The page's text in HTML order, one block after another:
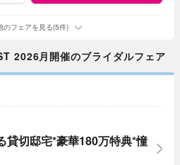
のフェアを見る(5件)
2026月開催のブライダルフェア
貸切邸宅*豪華180万特典*憧